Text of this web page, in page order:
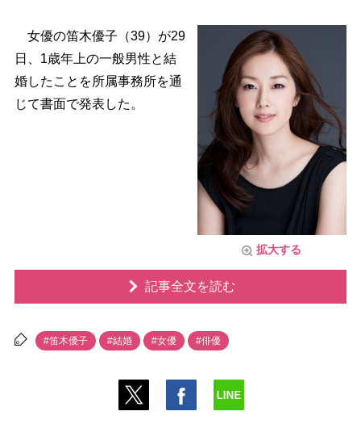
拡大する
女優の笛木優子（39）が29
日、1歳年上の一般男性と結
婚したことを所属事務所を通
じて書面で発表した。
記事全文を読む
#笛木優子 #結婚 #女優 #俳優